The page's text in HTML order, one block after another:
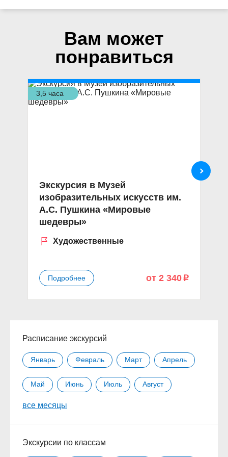
Вам может
понравиться
3,5 часа
Экскурсия в Музей
изобразительных искусств им.
А.С. Пушкина «Мировые
шедевры»
Художественные
Подробнее от 2 340 p
Расписание экскурсий
Январь Февраль Март Апрель
Май Июнь Июль Август
Сентябрь
все месяцы
Экскурсии по классам